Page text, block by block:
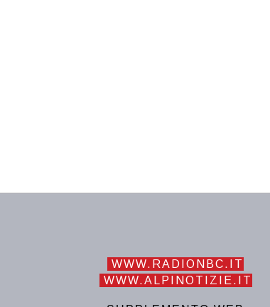
WWW.RADIONBC.IT
WWW.ALPINOTIZIE.IT